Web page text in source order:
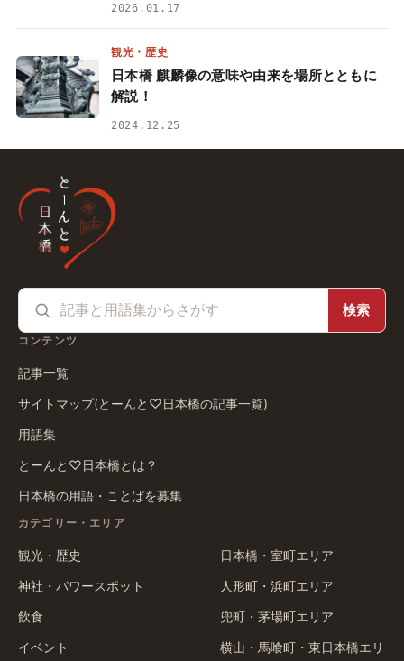
2026.01.17
観光・歴史
日本橋 麒麟像の意味や由来を場所とともに
解説！
2024.12.25
検索
コンテンツ
記事一覧
サイトマップ(とーんと♡日本橋の記事一覧)
用語集
とーんと♡日本橋とは？
日本橋の用語・ことばを募集
カテゴリー・エリア
観光・歴史
神社・パワースポット
飲食
イベント
日本橋・室町エリア
人形町・浜町エリア
兜町・茅場町エリア
横山・馬喰町・東日本橋エリ